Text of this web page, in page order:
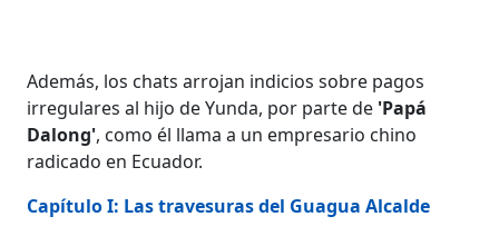
Además, los chats arrojan indicios sobre pagos
irregulares al hijo de Yunda, por parte de 'Papá
Dalong', como él llama a un empresario chino
radicado en Ecuador.
Capítulo I: Las travesuras del Guagua Alcalde